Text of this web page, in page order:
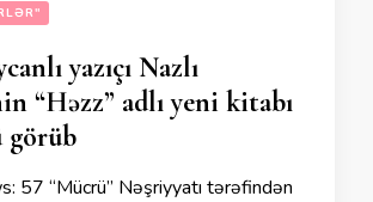
yazıçı Nazlı
“Həzz” adlı yeni kitabı
görüb
57 “Mücrü” Nəşriyyatı tərəfindən